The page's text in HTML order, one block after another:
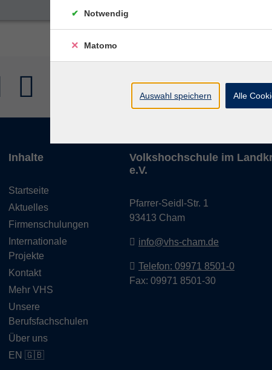
Barrierefreiheitserklärung
Inhalte
Startseite
Aktuelles
Firmenschulungen
Internationale
Projekte
Kontakt
Mehr VHS
Unsere
Berufsfachschulen
Über uns
EN 🇬🇧
Volkshochschule im
e.V.
Pfarrer-Seidl-Str. 1
93413 Cham
info@vhs-cham.de
Telefon: 09971 8501-0
Fax: 09971 8501-30
Notwendig
Matomo
Auswahl speichern Alle